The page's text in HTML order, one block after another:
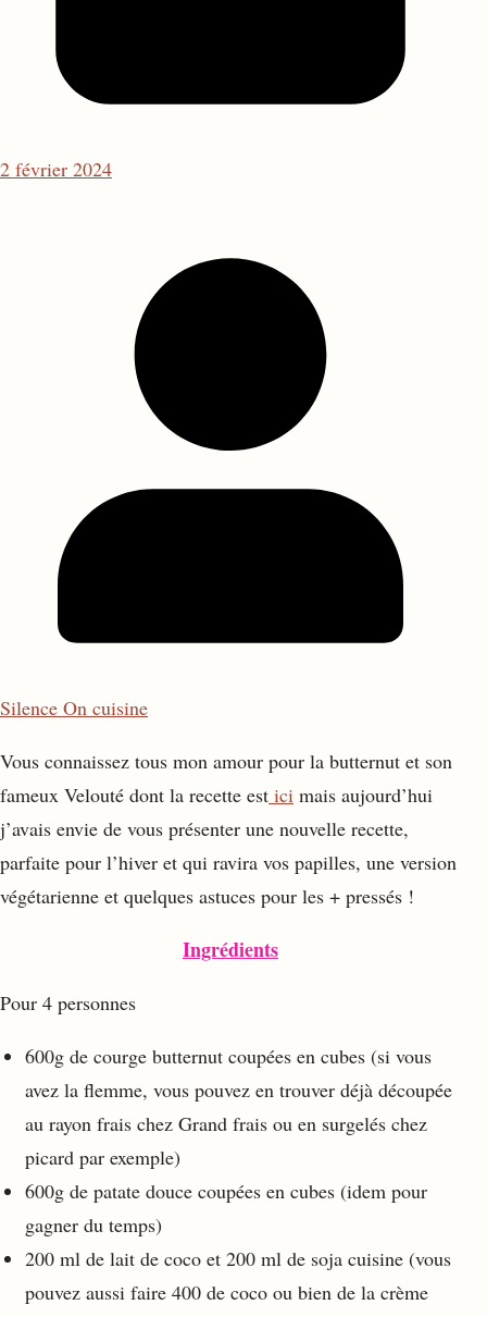
2 février 2024
Silence On cuisine
Vous connaissez tous mon amour pour la butternut et son
fameux Velouté dont la recette est ici mais aujourd’hui
j’avais envie de vous présenter une nouvelle recette,
parfaite pour l’hiver et qui ravira vos papilles, une version
végétarienne et quelques astuces pour les + pressés !
Ingrédients
Pour 4 personnes
600g de courge butternut coupées en cubes (si vous
avez la flemme, vous pouvez en trouver déjà découpée
au rayon frais chez Grand frais ou en surgelés chez
picard par exemple)
600g de patate douce coupées en cubes (idem pour
gagner du temps)
200 ml de lait de coco et 200 ml de soja cuisine (vous
pouvez aussi faire 400 de coco ou bien de la crème